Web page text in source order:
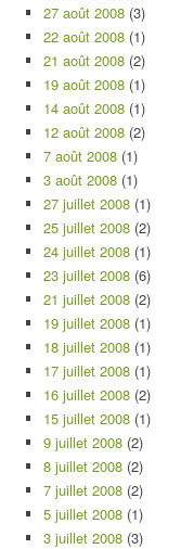
27 août 2008 (3)
22 août 2008 (1)
21 août 2008 (2)
19 août 2008 (1)
14 août 2008 (1)
12 août 2008 (2)
7 août 2008 (1)
3 août 2008 (1)
27 juillet 2008 (1)
25 juillet 2008 (2)
24 juillet 2008 (1)
23 juillet 2008 (6)
21 juillet 2008 (2)
19 juillet 2008 (1)
18 juillet 2008 (1)
17 juillet 2008 (1)
16 juillet 2008 (2)
15 juillet 2008 (1)
9 juillet 2008 (2)
8 juillet 2008 (2)
7 juillet 2008 (2)
5 juillet 2008 (1)
3 juillet 2008 (3)